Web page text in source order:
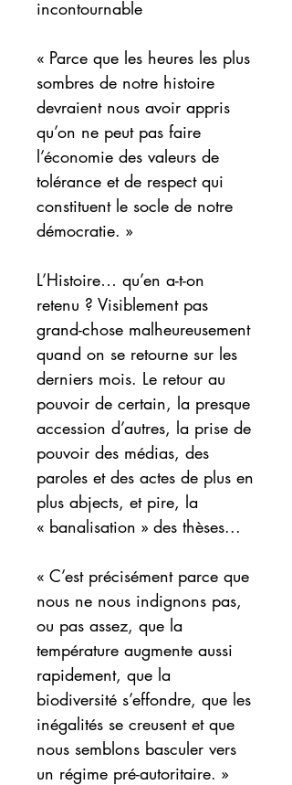
incontournable
« Parce que les heures les plus
sombres de notre histoire
devraient nous avoir appris
qu’on ne peut pas faire
l’économie des valeurs de
tolérance et de respect qui
constituent le socle de notre
démocratie. »
L’Histoire… qu’en a-t-on
retenu ? Visiblement pas
grand-chose malheureusement
quand on se retourne sur les
derniers mois. Le retour au
pouvoir de certain, la presque
accession d’autres, la prise de
pouvoir des médias, des
paroles et des actes de plus en
plus abjects, et pire, la
« banalisation » des thèses...
« C’est précisément parce que
nous ne nous indignons pas,
ou pas assez, que la
température augmente aussi
rapidement, que la
biodiversité s’effondre, que les
inégalités se creusent et que
nous semblons basculer vers
un régime pré-autoritaire. »